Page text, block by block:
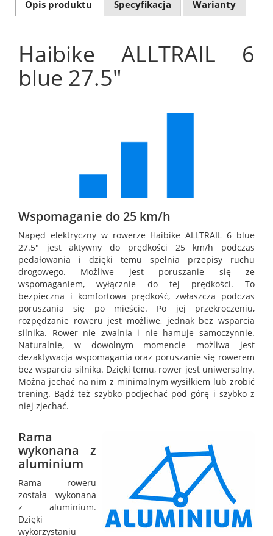
Opis produktu Specyfikacja Warianty
Haibike ALLTRAIL 6
blue 27.5"
Wspomaganie do 25 km/h
Napęd elektryczny w rowerze Haibike ALLTRAIL 6 blue
27.5" jest aktywny do prędkości 25 km/h podczas
pedałowania i dzięki temu spełnia przepisy ruchu
drogowego. Możliwe jest poruszanie się ze
wspomaganiem, wyłącznie do tej prędkości. To
bezpieczna i komfortowa prędkość, zwłaszcza podczas
poruszania się po mieście. Po jej przekroczeniu,
rozpędzanie roweru jest możliwe, jednak bez wsparcia
silnika. Rower nie zwalnia i nie hamuje samoczynnie.
Naturalnie, w dowolnym momencie możliwa jest
dezaktywacja wspomagania oraz poruszanie się rowerem
bez wsparcia silnika. Dzięki temu, rower jest uniwersalny.
Można jechać na nim z minimalnym wysiłkiem lub zrobić
trening. Bądź też szybko podjechać pod górę i szybko z
niej zjechać.
Rama
wykonana z
aluminium
Rama roweru
została wykonana
z aluminium.
Dzięki
wykorzystaniu